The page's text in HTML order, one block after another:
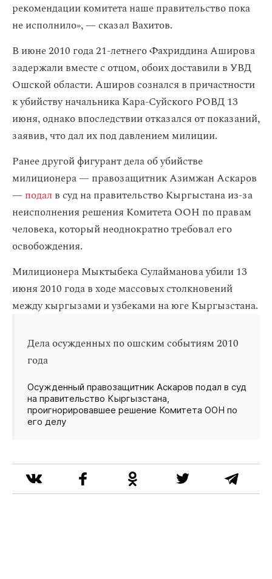
рекомендации комитета наше правительство пока
не исполнило», — сказал Вахитов.​
В июне 2010 года 21-летнего Фахриддина Аширова
задержали вместе с отцом, обоих доставили в УВД
Ошской области. Аширов сознался в причастности
к убийству начальника Кара-Суйского РОВД 13
июня, однако впоследствии отказался от показаний,
заявив, что дал их под давлением милиции.
Ранее другой фигурант дела об убийстве
милиционера — правозащитник Азимжан Аскаров
—подал в суд на правительство Кыргыстана из-за
неисполнения решения Комитета ООН по правам
человека, который неоднократно требовал его
освобождения.
Милиционера Мыктыбека Сулайманова убили 13
июня 2010 года в ходе массовых столкновений
между кыргызами и узбеками на юге Кыргызстана.
Дела осужденных по ошским событиям 2010
года
Осужденный правозащитник Аскаров подал в суд
на правительство Кыргызстана,
проигнорировавшее решение Комитета ООН по
его делу